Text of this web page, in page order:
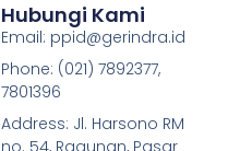
Hubungi Kami
Email: ppid@gerindra.id
Phone: (021) 7892377,
7801396
Address: Jl. Harsono RM